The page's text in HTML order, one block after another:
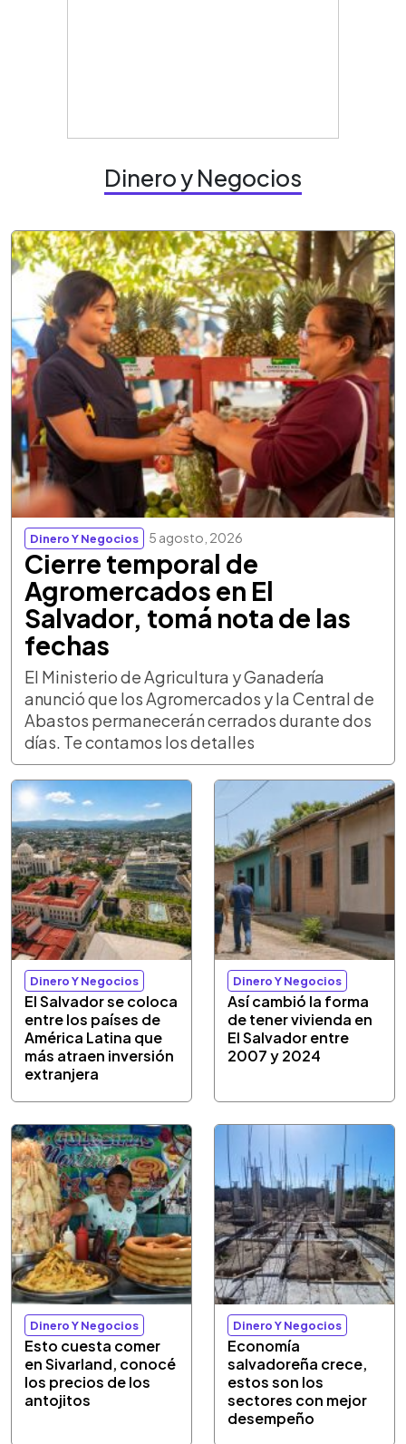
Dinero y Negocios
Dinero Y Negocios 5 agosto, 2026
Cierre temporal de
Agromercados en El
Salvador, tomá nota de las
fechas
El Ministerio de Agricultura y Ganadería
anunció que los Agromercados y la Central de
Abastos permanecerán cerrados durante dos
días. Te contamos los detalles
Dinero Y Negocios
El Salvador se coloca
entre los países de
América Latina que
más atraen inversión
extranjera
Dinero Y Negocios
Así cambió la forma
de tener vivienda en
El Salvador entre
2007 y 2024
Dinero Y Negocios
Esto cuesta comer
en Sivarland, conocé
los precios de los
antojitos
Dinero Y Negocios
Economía
salvadoreña crece,
estos son los
sectores con mejor
desempeño